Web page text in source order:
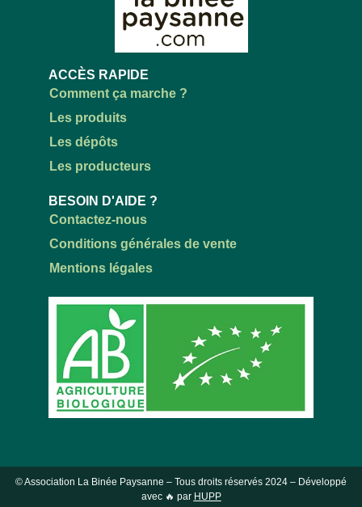
ACCÈS RAPIDE
Comment ça marche ?
Les produits
Les dépôts
Les producteurs
BESOIN D'AIDE ?
Contactez-nous
Conditions générales de vente
Mentions légales
© Association La Binée Paysanne – Tous droits réservés 2024 – Développé
avec 🔥 par HUPP